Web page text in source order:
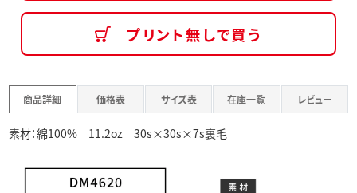
プリント無しで買う
商品詳細 価格表 サイズ表 在庫一覧 レビュー
素材：綿100% 11.2oz 30s×30s×7s裏毛